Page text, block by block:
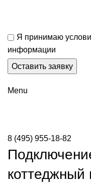
Я принимаю
информации
Menu
8 (495) 955-18-82
коттеджный